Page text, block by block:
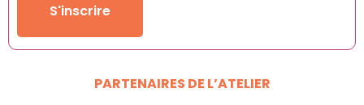
S'inscrire
PARTENAIRES DE L’ATELIER